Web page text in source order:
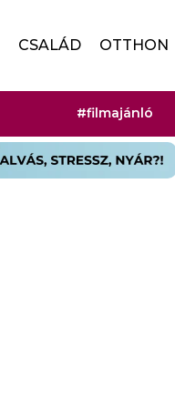
CSALÁD OTTHON
#filmajánló